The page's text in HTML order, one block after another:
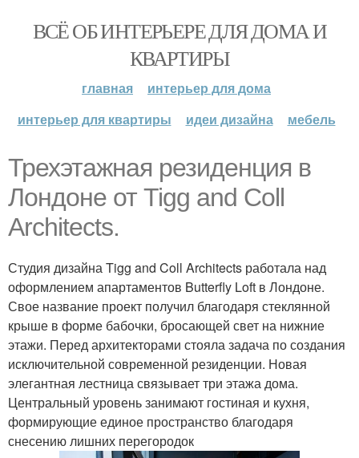
ВСЁ ОБ ИНТЕРЬЕРЕ ДЛЯ ДОМА И
КВАРТИРЫ
главная
интерьер для дома
интерьер для квартиры
идеи дизайна мебель
Трехэтажная резиденция в
Лондоне от Tigg and Coll
Architects.
Студия дизайна Tigg and Coll Architects работала над
оформлением апартаментов Butterfly Loft в Лондоне.
Свое название проект получил благодаря стеклянной
крыше в форме бабочки, бросающей свет на нижние
этажи. Перед архитекторами стояла задача по создания
исключительной современной резиденции. Новая
элегантная лестница связывает три этажа дома.
Центральный уровень занимают гостиная и кухня,
формирующие единое пространство благодаря
снесению лишних перегородок